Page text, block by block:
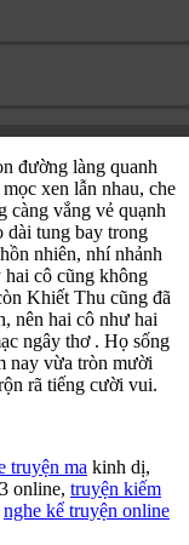
đường làng quanh
xen lẫn nhau, che
càng vắng vẻ quạnh
dài tung bay trong
nhiên, nhí nhảnh
cô cũng không
Khiết Thu cũng đã
nên hai cô như hai
ngây thơ . Họ sống
nay vừa tròn mười
rã tiếng cười vui.
truyện ma kinh dị,
online, truyện kiếm
nghe kể truyện online